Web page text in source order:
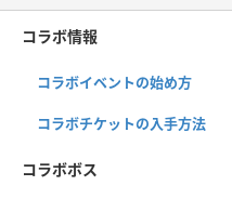
コラボ情報
コラボイベントの始め方
コラボチケットの入手方法
コラボボス